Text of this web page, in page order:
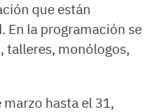
que están
En la programación se
talleres, monólogos,
marzo hasta el 31,